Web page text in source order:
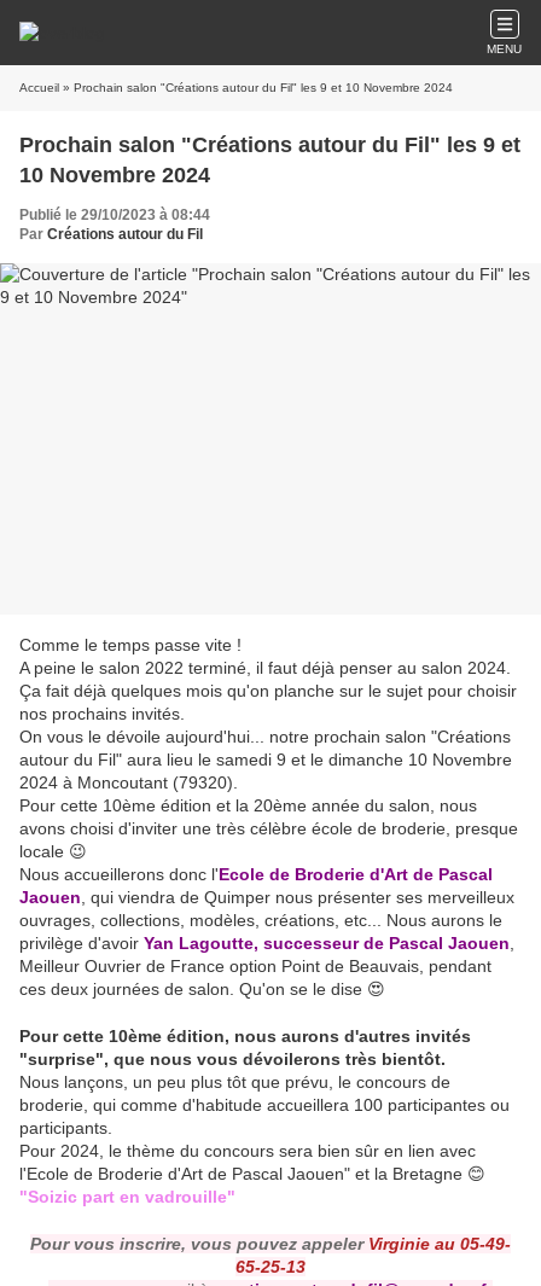
MENU
Accueil » Prochain salon "Créations autour du Fil" les 9 et 10 Novembre 2024
Prochain salon "Créations autour du Fil" les 9 et
10 Novembre 2024
Publié le 29/10/2023 à 08:44
Par Créations autour du Fil
Comme le temps passe vite !
A peine le salon 2022 terminé, il faut déjà penser au salon 2024.
Ça fait déjà quelques mois qu'on planche sur le sujet pour choisir
nos prochains invités.
On vous le dévoile aujourd'hui... notre prochain salon "Créations
autour du Fil" aura lieu le samedi 9 et le dimanche 10 Novembre
2024 à Moncoutant (79320).
Pour cette 10ème édition et la 20ème année du salon, nous
avons choisi d'inviter une très célèbre école de broderie, presque
locale 😉
Nous accueillerons donc l'Ecole de Broderie d'Art de Pascal
Jaouen , qui viendra de Quimper nous présenter ses merveilleux
ouvrages, collections, modèles, créations, etc... Nous aurons le
privilège d'avoir Yan Lagoutte, successeur de Pascal Jaouen
Meilleur Ouvrier de France option Point de Beauvais, pendant
ces deux journées de salon. Qu'on se le dise 😍
Pour cette 10ème édition, nous aurons d'autres invités
"surprise", que nous vous dévoilerons très bientôt.
Nous lançons, un peu plus tôt que prévu, le concours de
broderie, qui comme d'habitude accueillera 100 participantes ou
participants.
Pour 2024, le thème du concours sera bien sûr en lien avec
l'Ecole de Broderie d'Art de Pascal Jaouen" et la Bretagne 😊
"Soizic part en vadrouille"
Pour vous inscrire, vous pouvez appeler Virginie au 05-49-
65-25-13